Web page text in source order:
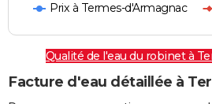
Prix à Termes-d'Armagnac
Qualité de l'eau du robinet à
Facture d'eau détaillée à